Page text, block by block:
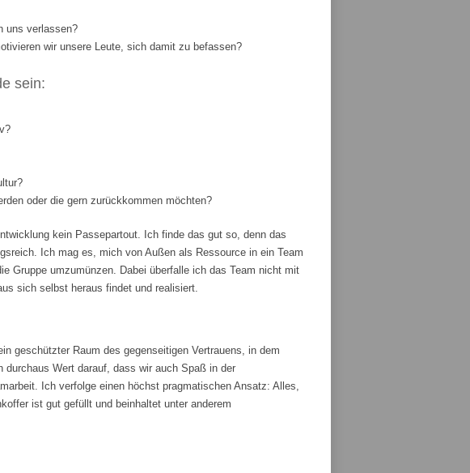
uns verlassen?
wir unsere Leute, sich damit zu befassen?
sein:
oder die gern zurückkommen möchten?
kein Passepartout. Ich finde das gut so, denn das
Ich mag es, mich von Außen als Ressource in ein Team
Gruppe umzumünzen. Dabei überfalle ich das Team nicht mit
sich selbst heraus findet und realisiert.
geschützter Raum des gegenseitigen Vertrauens, in dem
Wert darauf, dass wir auch Spaß in der
Ich verfolge einen höchst pragmatischen Ansatz: Alles,
ist gut gefüllt und beinhaltet unter anderem